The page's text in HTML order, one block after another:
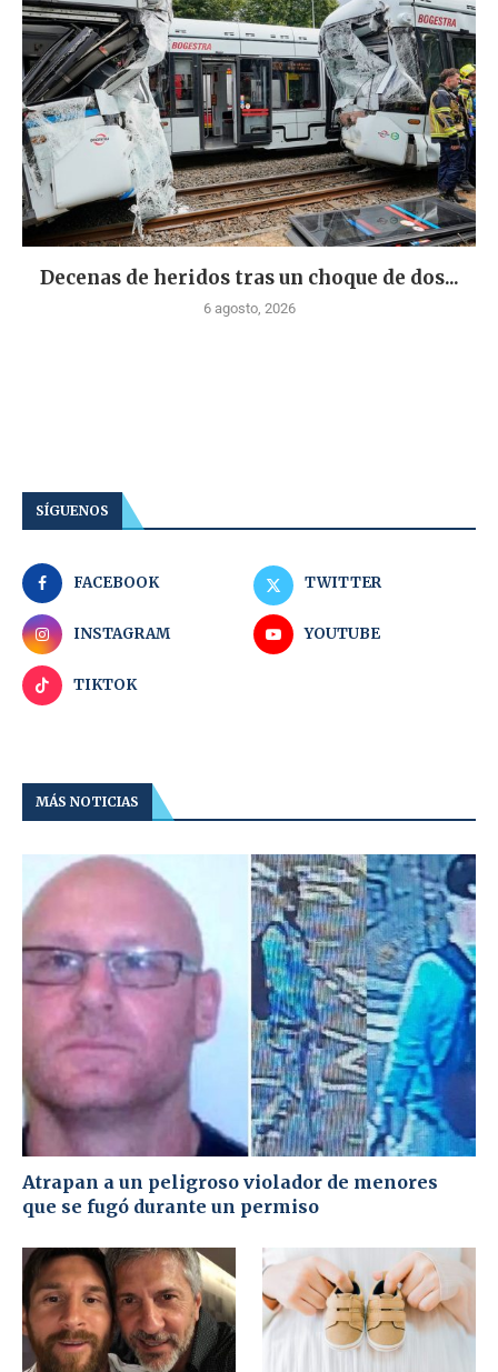
Decenas de heridos tras un choque de dos...
6 agosto, 2026
SÍGUENOS
FACEBOOK TWITTER
INSTAGRAM YOUTUBE
TIKTOK
MÁS NOTICIAS
Atrapan a un peligroso violador de menores
que se fugó durante un permiso